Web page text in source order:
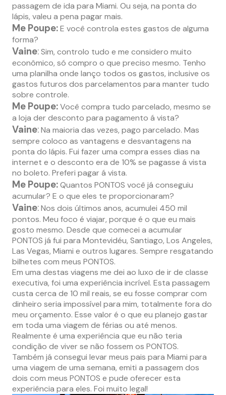
passagem de ida para Miami. Ou seja, na ponta do
lápis, valeu a pena pagar mais.
Me Poupe:E você controla estes gastos de alguma
forma?
Vaine:Sim, controlo tudo e me considero muito
econômico, só compro o que preciso mesmo. Tenho
uma planilha onde lanço todos os gastos, inclusive os
gastos futuros dos parcelamentos para manter tudo
sobre controle.
Me Poupe:Você compra tudo parcelado, mesmo se
a loja der desconto para pagamento á vista?
Vaine:Na maioria das vezes, pago parcelado. Mas
sempre coloco as vantagens e desvantagens na
ponta do lápis. Fui fazer uma compra esses dias na
internet e o desconto era de 10% se pagasse á vista
no boleto. Preferi pagar á vista.
Me Poupe:Quantos PONTOS você já conseguiu
acumular? E o que eles te proporcionaram?
Vaine:Nos dois últimos anos, acumulei 450 mil
pontos. Meu foco é viajar, porque é o que eu mais
gosto mesmo. Desde que comecei a acumular
PONTOS já fui para Montevidéu, Santiago, Los Angeles,
Las Vegas, Miami e outros lugares. Sempre resgatando
bilhetes com meus PONTOS.
Em uma destas viagens me dei ao luxo de ir de classe
executiva, foi uma experiência incrível. Esta passagem
custa cerca de 10 mil reais, se eu fosse comprar com
dinheiro seria impossível para mim, totalmente fora do
meu orçamento. Esse valor é o que eu planejo gastar
em toda uma viagem de férias ou até menos.
Realmente é uma experiência que eu não teria
condição de viver se não fossem os PONTOS.
Também já consegui levar meus pais para Miami para
uma viagem de uma semana, emiti a passagem dos
dois com meus PONTOS e pude oferecer esta
experiência para eles. Foi muito legal!